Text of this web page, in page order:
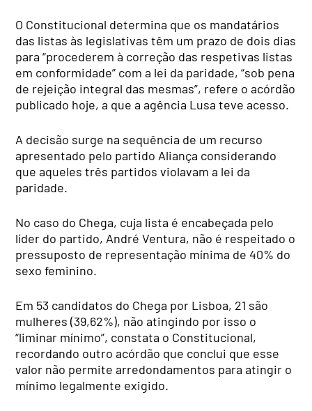
O Constitucional determina que os mandatários
das listas às legislativas têm um prazo de dois dias
para “procederem à correção das respetivas listas
em conformidade” com a lei da paridade, “sob pena
de rejeição integral das mesmas”, refere o acórdão
publicado hoje, a que a agência Lusa teve acesso.
A decisão surge na sequência de um recurso
apresentado pelo partido Aliança considerando
que aqueles três partidos violavam a lei da
paridade.
No caso do Chega, cuja lista é encabeçada pelo
líder do partido, André Ventura, não é respeitado o
pressuposto de representação mínima de 40% do
sexo feminino.
Em 53 candidatos do Chega por Lisboa, 21 são
mulheres (39,62%), não atingindo por isso o
“liminar mínimo”, constata o Constitucional,
recordando outro acórdão que conclui que esse
valor não permite arredondamentos para atingir o
mínimo legalmente exigido.